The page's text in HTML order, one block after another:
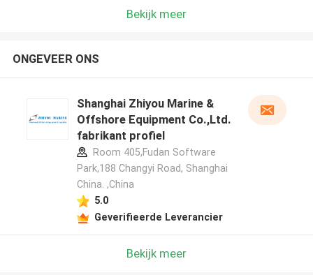
Bekijk meer
ONGEVEER ONS
Shanghai Zhiyou Marine &
Offshore Equipment Co.,Ltd.
fabrikant profiel
Room 405,Fudan Software
Park,188 Changyi Road, Shanghai
China. ,China
5.0
Geverifieerde Leverancier
Bekijk meer